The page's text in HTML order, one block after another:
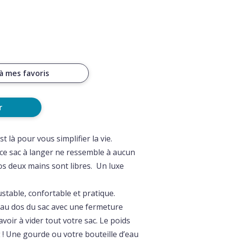
mes favoris
là pour vous simplifier la vie.
sac à langer ne ressemble à aucun
deux mains sont libres. Un luxe
confortable et pratique.
dos du sac avec une fermeture
à vider tout votre sac. Le poids
gourde ou votre bouteille d’eau